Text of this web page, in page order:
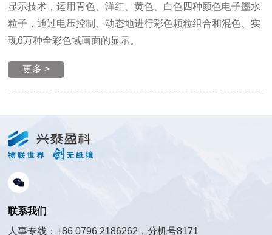
显示技术，运用青色、洋红、黄色、白色四种颜色电子墨水
粒子，通过电压控制、动态地进行彩色颗粒组合和混色、实
现6万种全彩色域画面的显示。
更多 >
联系我们
人事专线：+86 0796 2186262，分机号8171